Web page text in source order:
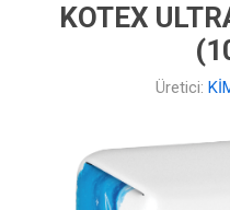
KOTEX
Üretici: